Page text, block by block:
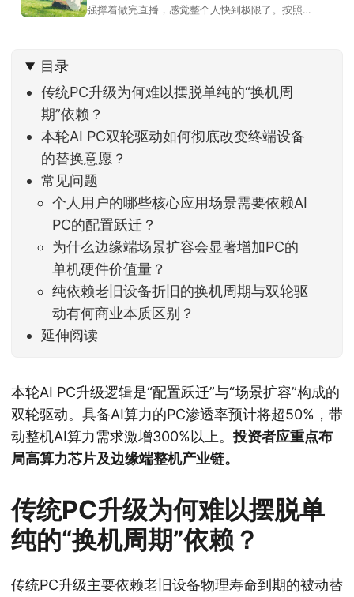
强撑着做完直播，感觉整个人快到极限了。按照平
问的，可以给他点个赞。晚些时候，我会按点赞数
量挑选5个比较
目录
传统PC升级为何难以摆脱单纯的“换机周
期”依赖？
本轮AI PC双轮驱动如何彻底改变终端设备
的替换意愿？
常见问题
个人用户的哪些核心应用场景需要依赖AI
PC的配置跃迁？
为什么边缘端场景扩容会显著增加PC的
单机硬件价值量？
纯依赖老旧设备折旧的换机周期与双轮驱
动有何商业本质区别？
延伸阅读
本轮AI PC升级逻辑是“配置跃迁”与“场景扩容”构成的
双轮驱动。具备AI算力的PC渗透率预计将超50%，带
动整机AI算力需求激增300%以上。投资者应重点布
局高算力芯片及边缘端整机产业链。
传统PC升级为何难以摆脱单
纯的“换机周期”依赖？
传统PC升级主要依赖老旧设备物理寿命到期的被动替